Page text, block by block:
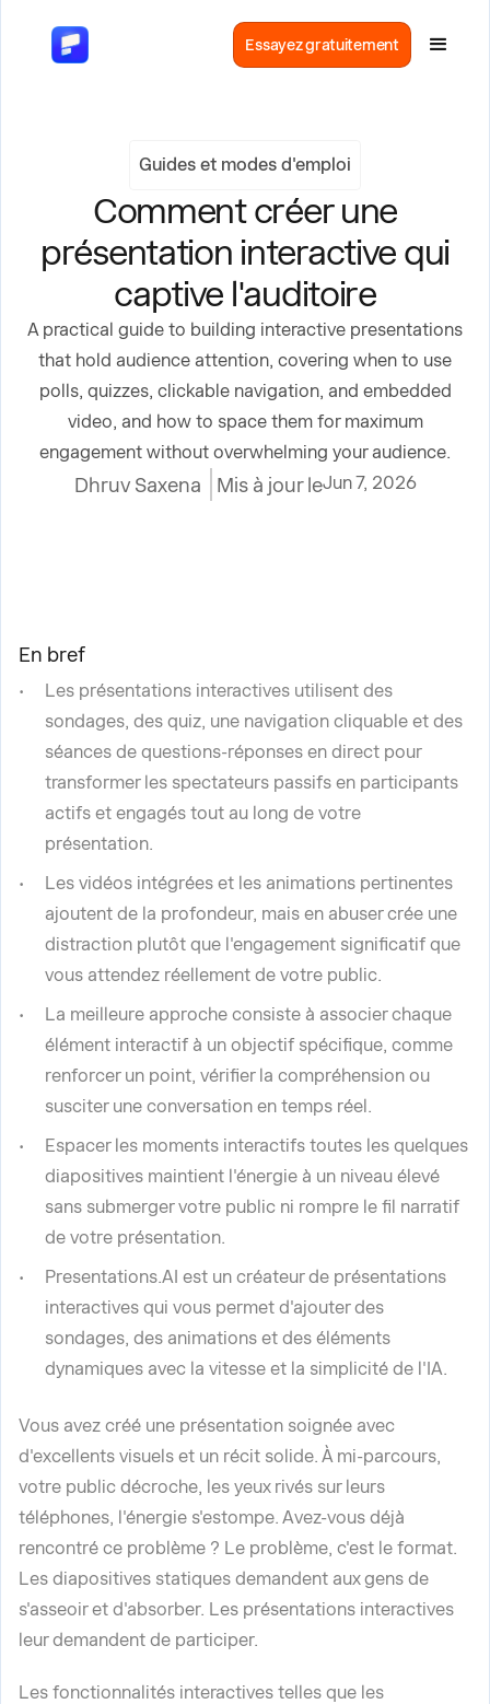
Essayez gratuitement
Guides et modes d'emploi
Comment créer une
présentation interactive qui
captive l'auditoire
A practical guide to building interactive presentations
that hold audience attention, covering when to use
polls, quizzes, clickable navigation, and embedded
video, and how to space them for maximum
engagement without overwhelming your audience.
Dhruv Saxena Mis à jour leJun 7, 2026
En bref
Les présentations interactives utilisent des
sondages, des quiz, une navigation cliquable et des
séances de questions-réponses en direct pour
transformer les spectateurs passifs en participants
actifs et engagés tout au long de votre
présentation.
Les vidéos intégrées et les animations pertinentes
ajoutent de la profondeur, mais en abuser crée une
distraction plutôt que l'engagement significatif que
vous attendez réellement de votre public.
La meilleure approche consiste à associer chaque
élément interactif à un objectif spécifique, comme
renforcer un point, vérifier la compréhension ou
susciter une conversation en temps réel.
Espacer les moments interactifs toutes les quelques
diapositives maintient l'énergie à un niveau élevé
sans submerger votre public ni rompre le fil narratif
de votre présentation.
Presentations.AI est un créateur de présentations
interactives qui vous permet d'ajouter des
sondages, des animations et des éléments
dynamiques avec la vitesse et la simplicité de l'IA.
Vous avez créé une présentation soignée avec
d'excellents visuels et un récit solide. À mi-parcours,
votre public décroche, les yeux rivés sur leurs
téléphones, l'énergie s'estompe. Avez-vous déjà
rencontré ce problème ? Le problème, c'est le format.
Les diapositives statiques demandent aux gens de
s'asseoir et d'absorber. Les présentations interactives
leur demandent de participer.
Les fonctionnalités interactives telles que les